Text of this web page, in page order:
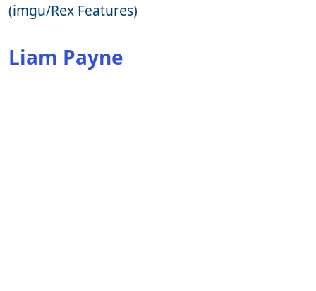
(imgu/Rex Features)
Liam Payne